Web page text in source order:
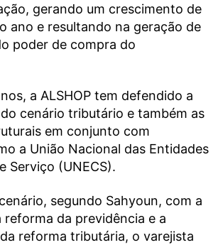
gerando um crescimento de
ano e resultando na geração de
poder de compra do
a ALSHOP tem defendido a
cenário tributário e também as
em conjunto com
a União Nacional das Entidades
Serviço (UNECS).
segundo Sahyoun, com a
reforma da previdência e a
reforma tributária, o varejista